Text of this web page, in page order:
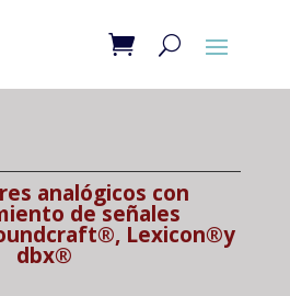
analógicos con
de señales
®, Lexicon®y
dbx®